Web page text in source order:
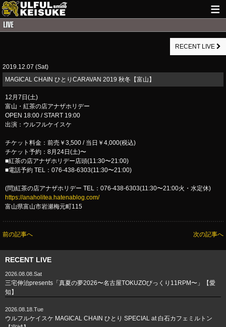
GUITAR WORKS
RECENT LIVE
2019.12.07 (Sat)
MAGICAL CHAIN ひとりCARAVAN 2019 秋冬【富山】
12月7日(土)
富山・紅茶の店アナザホリデー
OPEN 18:00 / START 19:00
出演：ウルフルケイスケ
チケット料金：前売￥3,500 / 当日￥4,000(税込)
チケット予約：8月24日(土)〜
■紅茶の店アナザホリデー店頭(11:30〜21:00)
■電話予約 TEL：076-438-6303(11:30〜21:00)
(問)紅茶の店アナザホリデー TEL：076-438-6303(11:30〜21:00火・水定休)
https://anaholitea.hatenablog.com/
富山県富山市岩瀬梅元町115
前の記事へ 次の記事へ
RECENT LIVE
2026.08.08.Sat
三宅伸治presents「真夏の夢2026〜名古屋TOKUZOびっくり11RPM〜」【愛
知】
2026.08.18.Tue
ウルフルケイスケ MAGICAL CHAIN ひとり SPECIAL at 白石カフェミルトン